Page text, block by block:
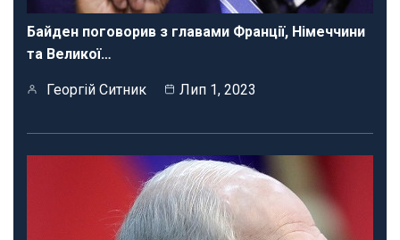
Байден поговорив з главами Франції, Німеччини
та Великої…
Георгій Ситник Лип 1, 2023